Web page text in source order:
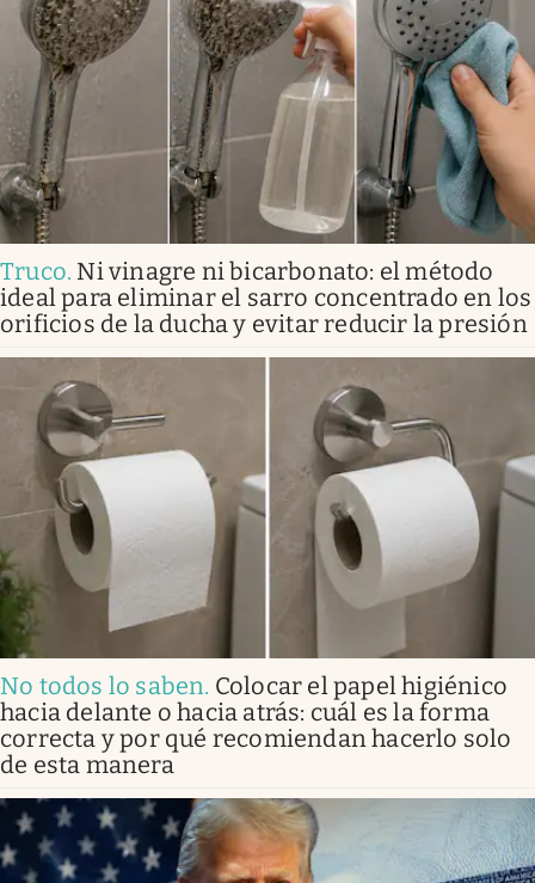
Truco. Ni vinagre ni bicarbonato: el método
ideal para eliminar el sarro concentrado en los
orificios de la ducha y evitar reducir la presión
No todos lo saben. Colocar el papel higiénico
hacia delante o hacia atrás: cuál es la forma
correcta y por qué recomiendan hacerlo solo
de esta manera